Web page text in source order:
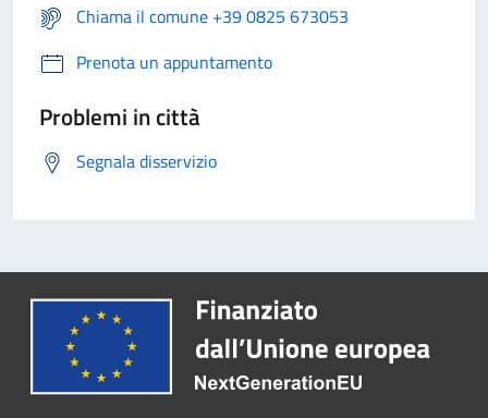
Chiama il comune +39 0825 673053
Prenota un appuntamento
Problemi in città
Segnala disservizio